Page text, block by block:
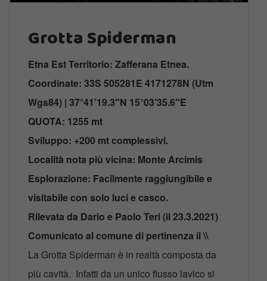
Grotta Spiderman
Etna Est Territorio: Zafferana Etnea.
Coordinate: 33S 505281E 4171278N (Utm
Wgs84) | 37°41’19.3″N 15°03’35.6″E
QUOTA: 1255 mt
Sviluppo: +200 mt complessivi.
Località nota più vicina: Monte Arcimis
Esplorazione: Facilmente raggiungibile e
visitabile con solo luci e casco.
Rilevata da Dario e Paolo Teri (il 23.3.2021)
Comunicato al comune di pertinenza il \\
La Grotta Spiderman è in realtà composta da
più cavità. Infatti da un unico flusso lavico si